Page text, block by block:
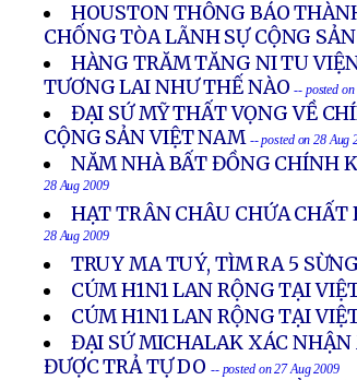
HOUSTON THÔNG BÁO
CHỐNG TÒA LÃNH SỰ CỘNG
HÀNG TRĂM TĂNG NI TU
TƯƠNG LAI NHƯ THẾ NÀO -- posted
ĐẠI SỨ MỸ THẤT VỌNG VỀ
CỘNG SẢN VIỆT NAM -- posted on 28 Aug
NĂM NHÀ BẤT ĐỒNG CHÍNH
28 Aug 2009
HẠT TRÂN CHÂU CHỨA CHẤT
28 Aug 2009
TRUY MA TUÝ, TÌM RA 5
CÚM H1N1 LAN RỘNG TẠI
CÚM H1N1 LAN RỘNG TẠI
ĐẠI SỨ MICHALAK XÁC
ĐƯỢC TRẢ TỰ DO -- posted on 27 Aug 2009